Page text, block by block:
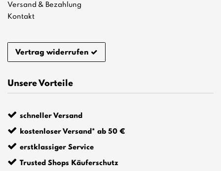
Versand & Bezahlung
Kontakt
Vertrag widerrufen
Unsere Vorteile
schneller Versand
kostenloser Versand* ab 50 €
erstklassiger Service
Trusted Shops Käuferschutz